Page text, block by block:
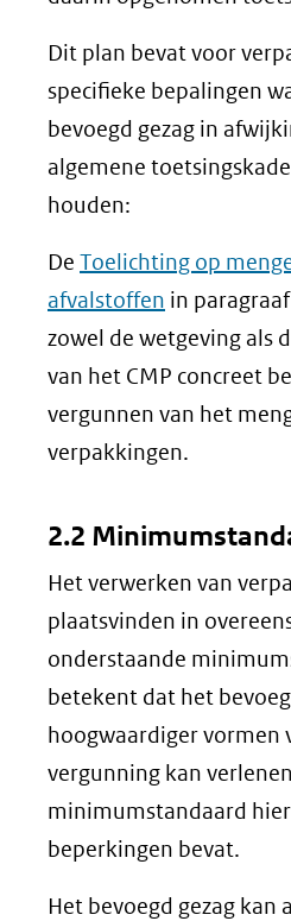
Dit plan bevat voor
specifieke bepalingen
bevoegd gezag in
algemene
houden:
De Toelichting op
afvalstoffen in
zowel de wetgeving als
van het CMP concreet
vergunnen van het
verpakkingen.
2.2
Het verwerken van
plaatsvinden in
onderstaande
betekent dat het
hoogwaardiger vormen
vergunning kan
minimumstandaard
beperkingen bevat.
Het bevoegd gezag kan